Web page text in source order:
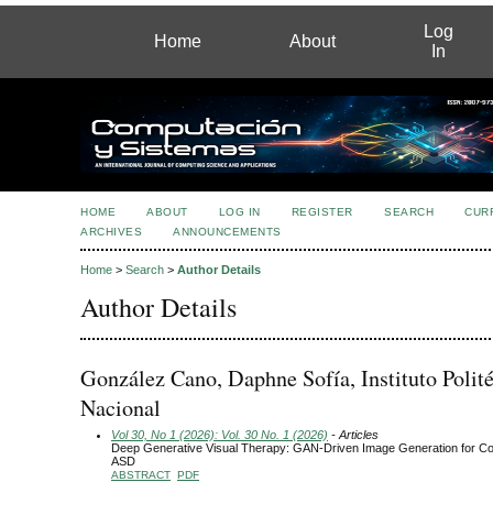
Home About
Log
In
HOME ABOUT LOG IN REGISTER SEARCH
ARCHIVES
ANNOUNCEMENTS
Home > Search > Author Details
Author Details
González Cano, Daphne Sofía, Instituto
Nacional
Vol 30, No 1 (2026): Vol. 30 No. 1 (2026) - Articles
Deep Generative Visual Therapy: GAN-Driven Image Generation for
ASD
ABSTRACT PDF